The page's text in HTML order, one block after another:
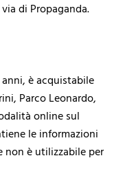
di Propaganda.
anni, è acquistabile
Parco Leonardo,
online sul
le informazioni
non è utilizzabile per